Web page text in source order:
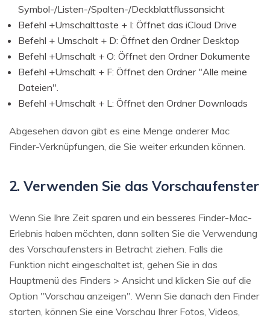
Symbol-/Listen-/Spalten-/Deckblattflussansicht
Befehl +Umschalttaste + I: Öffnet das iCloud Drive
Befehl + Umschalt + D: Öffnet den Ordner Desktop
Befehl +Umschalt + O: Öffnet den Ordner Dokumente
Befehl +Umschalt + F: Öffnet den Ordner "Alle meine
Dateien".
Befehl +Umschalt + L: Öffnet den Ordner Downloads
Abgesehen davon gibt es eine Menge anderer Mac
Finder-Verknüpfungen, die Sie weiter erkunden können.
2. Verwenden Sie das Vorschaufenster
Wenn Sie Ihre Zeit sparen und ein besseres Finder-Mac-
Erlebnis haben möchten, dann sollten Sie die Verwendung
des Vorschaufensters in Betracht ziehen. Falls die
Funktion nicht eingeschaltet ist, gehen Sie in das
Hauptmenü des Finders > Ansicht und klicken Sie auf die
Option "Vorschau anzeigen". Wenn Sie danach den Finder
starten, können Sie eine Vorschau Ihrer Fotos, Videos,